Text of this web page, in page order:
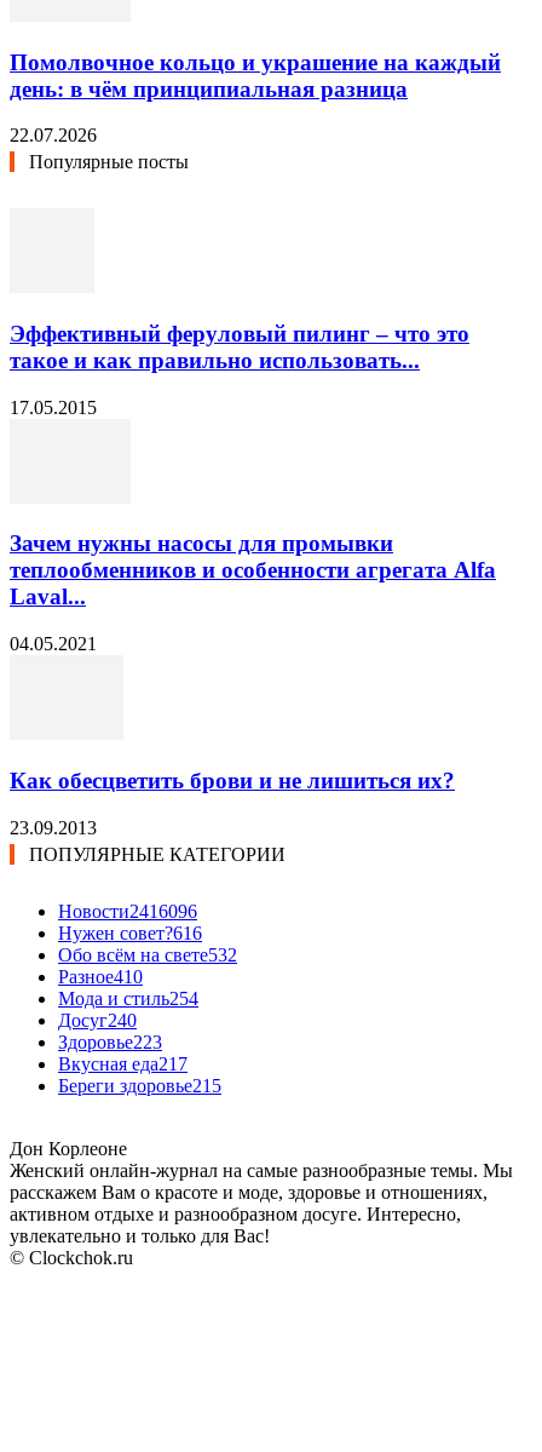
Помолвочное кольцо и украшение на каждый
день: в чём принципиальная разница
22.07.2026
Популярные посты
Эффективный феруловый пилинг – что это
такое и как правильно использовать...
17.05.2015
Зачем нужны насосы для промывки
теплообменников и особенности агрегата Alfa
Laval...
04.05.2021
Как обесцветить брови и не лишиться их?
23.09.2013
ПОПУЛЯРНЫЕ КАТЕГОРИИ
Новости2416096
Нужен совет?616
Обо всём на свете532
Разное410
Мода и стиль254
Досуг240
Здоровье223
Вкусная еда217
Береги здоровье215
Дон Корлеоне
Женский онлайн-журнал на самые разнообразные темы. Мы
расскажем Вам о красоте и моде, здоровье и отношениях,
активном отдыхе и разнообразном досуге. Интересно,
увлекательно и только для Вас!
© Clockchok.ru